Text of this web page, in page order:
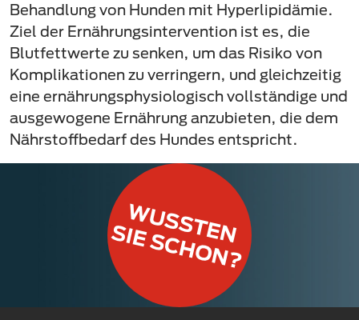
Behandlung von Hunden mit Hyperlipidämie.
Ziel der Ernährungsintervention ist es, die
Blutfettwerte zu senken, um das Risiko von
Komplikationen zu verringern, und gleichzeitig
eine ernährungsphysiologisch vollständige und
ausgewogene Ernährung anzubieten, die dem
Nährstoffbedarf des Hundes entspricht.